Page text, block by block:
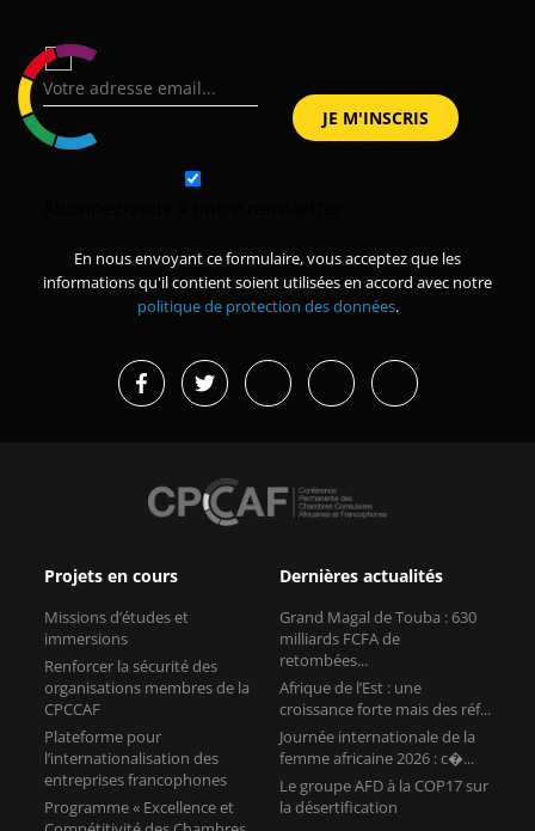
En nous envoyant ce formulaire, vous acceptez que les
informations qu'il contient soient utilisées en accord avec notre
politique de protection des données.
Projets en cours
Missions d’études et
immersions
Renforcer la sécurité des
organisations membres de la
CPCCAF
Plateforme pour
l’internationalisation des
entreprises francophones
Programme « Excellence et
Dernières actualités
Grand Magal de Touba : 630
milliards FCFA de
retombées...
Afrique de l’Est : une
croissance forte mais des réf...
Journée internationale de la
femme africaine 2026 : c�...
Le groupe AFD à la COP17 sur
la désertification